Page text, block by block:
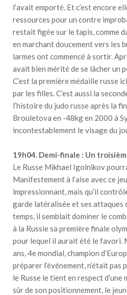
l’avait emporté. Et c’est encore
ressources pour un contre
restait figée sur le tapis, comme
en marchant doucement vers les
larmes ont commencé à sortir.
avait bien mérité de se lâcher un
C’est la première médaille russe
par les filles. C’est aussi la
l’histoire du judo russe après la
Brouletova en -48kg en 2000 à
incontestablement le visage du
19h04. Demi-finale : Un
Le Russe Mikhael Igolnikov
Manifestement à l’aise avec ce
impressionnant, mais qu’il
garde latéralisée et ses attaques
temps, il semblait dominer le
à la Russie sa première finale
pour lequel il aurait été le favori.
ans, 4e mondial, champion
préparer l’événement, n’était pas
le Russe le tient en respect d’une
sûr de son positionnement, le